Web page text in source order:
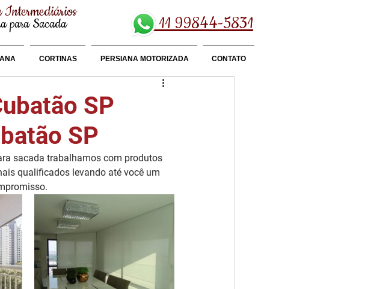
Intermediários
para Sacada 11 99844-5831
CORTINAS PERSIANA MOTORIZADA CONTATO
SP
SP
sacada trabalhamos com produtos
qualificados levando até você um